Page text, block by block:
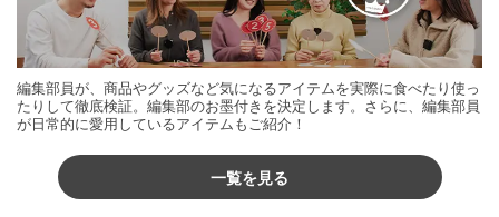
編集部員が、商品やグッズなど気になるアイテムを実際に食べたり使っ
たりして徹底検証。編集部のお墨付きを決定します。さらに、編集部員
が日常的に愛用しているアイテムもご紹介！
一覧を見る